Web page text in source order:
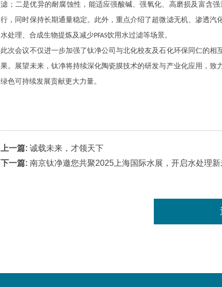
滤；二是优异的耐腐蚀性，能适应强酸碱、强氧化、高磨损及富含强
行，同时保持长期通量稳定。此外，重点介绍了超微滤无机、渗透汽
水处理、合成生物提炼及减少PFAS饮用水过滤等场景。
此次会议不仅进一步加强了钛净公司与北化校友及石化环保同仁的相
果。展望未来， 钛净将持续深化陶瓷膜技术的研发与产业化应用，致
绿色可持续发展贡献更大力量。
上一篇:诚载未来，才领天下
下一篇: 南京钛净邀您共聚2025上海国际水展，开启水处理